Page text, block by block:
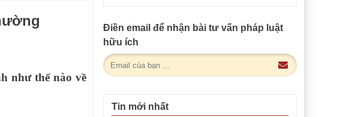
như thế nào về
Điền email để nhận bài tư vấn pháp luật
hữu ích
Tin mới nhất